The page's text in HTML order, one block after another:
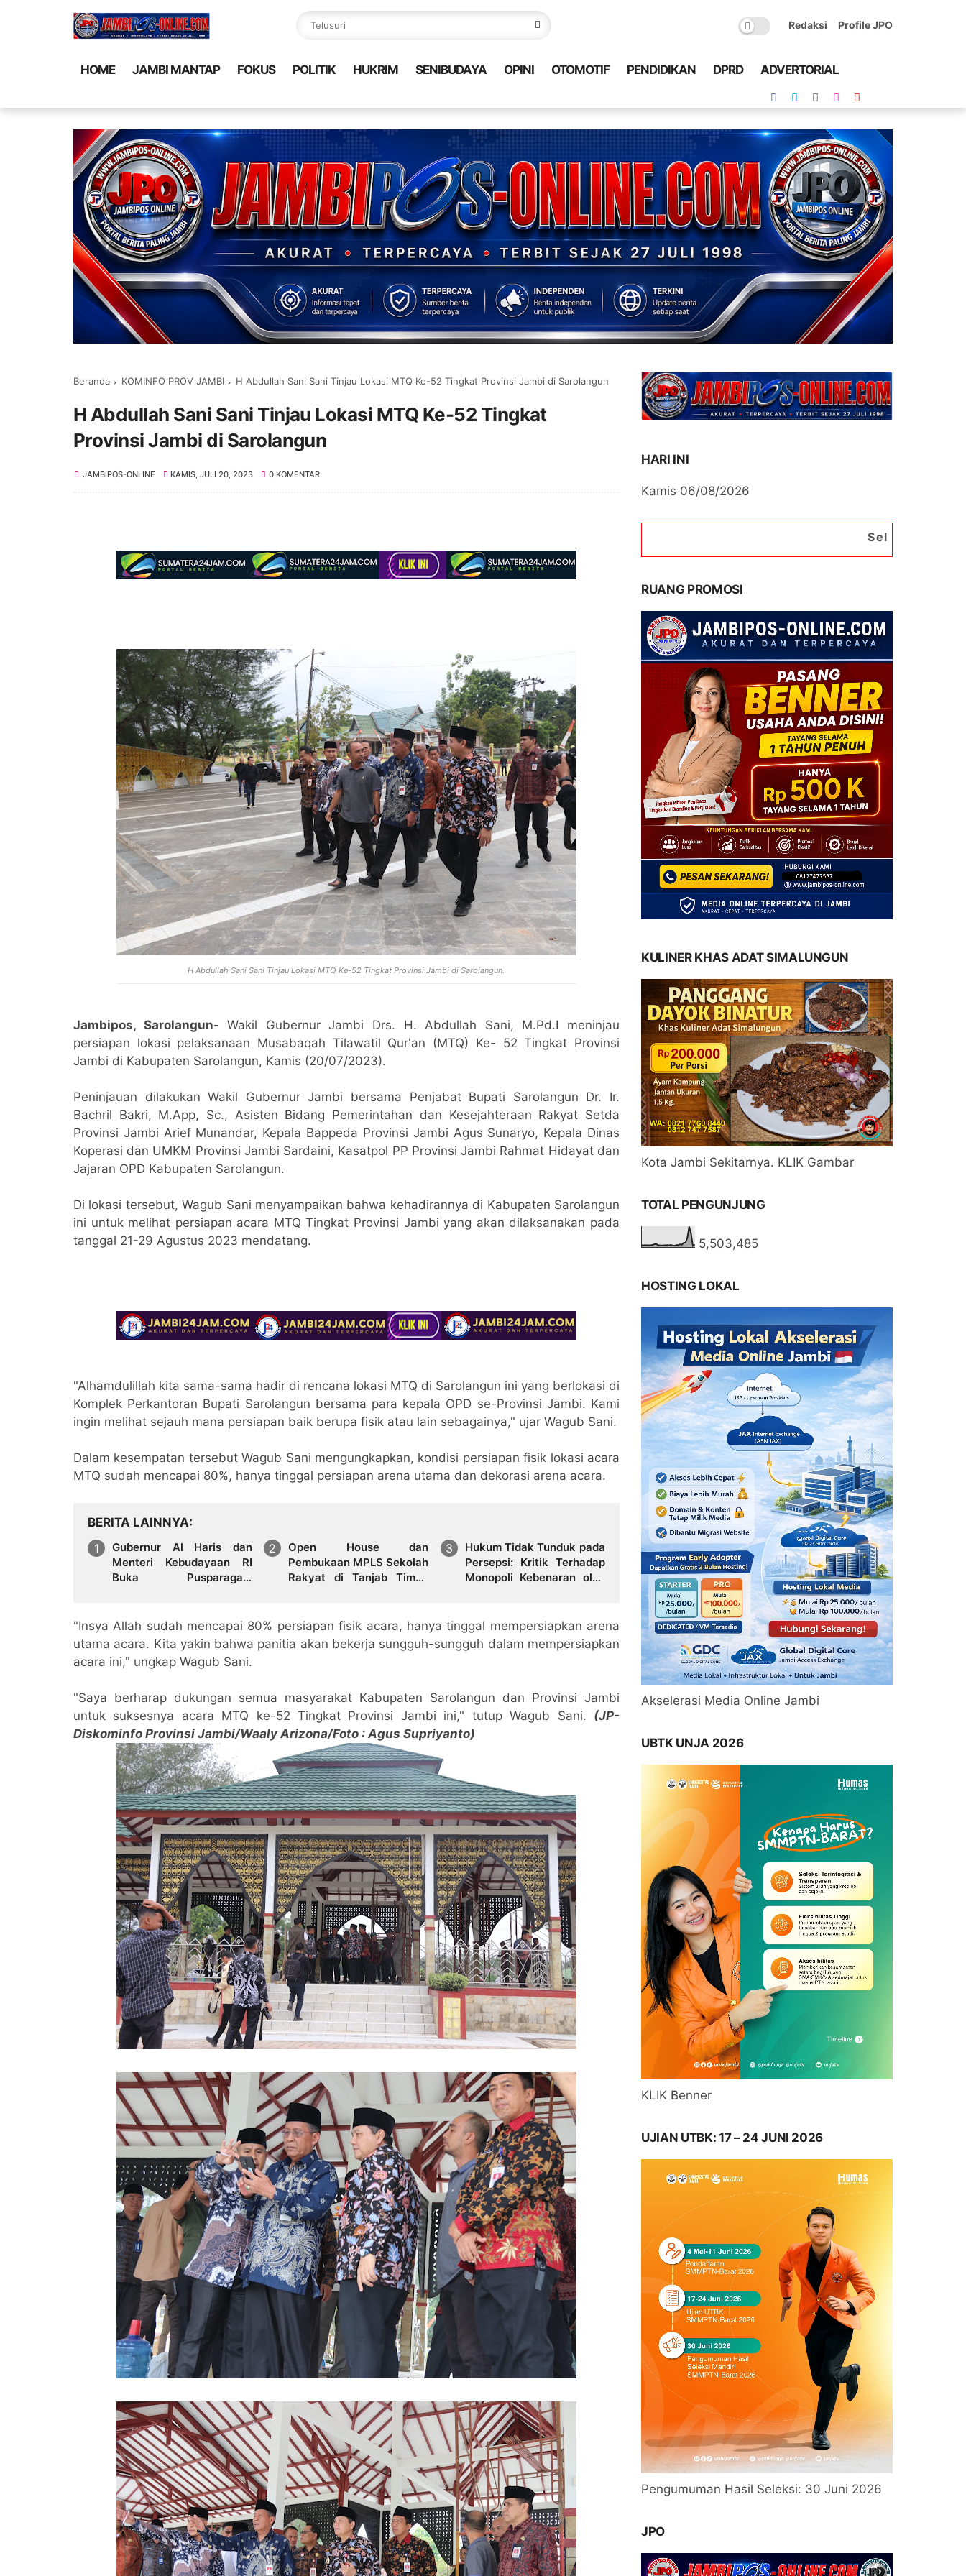
Redaksi Profile JPO
HOME JAMBI MANTAP FOKUS POLITIK HUKRIM SENIBUDAYA OPINI OTOMOTIF PENDIDIKAN DPRD ADVERTORIAL
Beranda KOMINFO PROV JAMBI H Abdullah Sani Sani Tinjau Lokasi MTQ Ke-52 Tingkat Provinsi Jambi di Sarolangun
H Abdullah Sani Sani Tinjau Lokasi MTQ Ke-52 Tingkat
Provinsi Jambi di Sarolangun
JAMBIPOS-ONLINE KAMIS, JULI 20, 2023 0 KOMENTAR
H Abdullah Sani Sani Tinjau Lokasi MTQ Ke-52 Tingkat Provinsi Jambi di Sarolangun.
Jambipos, Sarolangun- Wakil Gubernur Jambi Drs. H. Abdullah Sani, M.Pd.I meninjau
persiapan lokasi pelaksanaan Musabaqah Tilawatil Qur'an (MTQ) Ke- 52 Tingkat Provinsi
Jambi di Kabupaten Sarolangun, Kamis (20/07/2023).
Peninjauan dilakukan Wakil Gubernur Jambi bersama Penjabat Bupati Sarolangun Dr. Ir.
Bachril Bakri, M.App, Sc., Asisten Bidang Pemerintahan dan Kesejahteraan Rakyat Setda
Provinsi Jambi Arief Munandar, Kepala Bappeda Provinsi Jambi Agus Sunaryo, Kepala Dinas
Koperasi dan UMKM Provinsi Jambi Sardaini, Kasatpol PP Provinsi Jambi Rahmat Hidayat dan
Jajaran OPD Kabupaten Sarolangun.
Di lokasi tersebut, Wagub Sani menyampaikan bahwa kehadirannya di Kabupaten Sarolangun
ini untuk melihat persiapan acara MTQ Tingkat Provinsi Jambi yang akan dilaksanakan pada
tanggal 21-29 Agustus 2023 mendatang.
"Alhamdulillah kita sama-sama hadir di rencana lokasi MTQ di Sarolangun ini yang berlokasi di
Komplek Perkantoran Bupati Sarolangun bersama para kepala OPD se-Provinsi Jambi. Kami
ingin melihat sejauh mana persiapan baik berupa fisik atau lain sebagainya," ujar Wagub Sani.
Dalam kesempatan tersebut Wagub Sani mengungkapkan, kondisi persiapan fisik lokasi acara
MTQ sudah mencapai 80%, hanya tinggal persiapan arena utama dan dekorasi arena acara.
BERITA LAINNYA
Gubernur Al Haris dan
Menteri Kebudayaan RI
Buka Pusparagam
Pelestarian Budaya dan
Dorong Ekonomi Kreatif
Open House dan
Pembukaan MPLS Sekolah
Rakyat di Tanjab Timur,
Komunitas
Hukum Tidak Tunduk pada
Persepsi: Kritik Terhadap
Monopoli Kebenaran oleh
"Insya Allah sudah mencapai 80% persiapan fisik acara, hanya tinggal mempersiapkan arena
utama acara. Kita yakin bahwa panitia akan bekerja sungguh-sungguh dalam mempersiapkan
acara ini," ungkap Wagub Sani.
"Saya berharap dukungan semua masyarakat Kabupaten Sarolangun dan Provinsi Jambi
untuk suksesnya acara MTQ ke-52 Tingkat Provinsi Jambi ini," tutup Wagub Sani. (JP-
Diskominfo Provinsi Jambi/Waaly Arizona/Foto : Agus Supriyanto)
HARI INI
Kamis 06/08/2026
Selamat Datang di Portal
RUANG PROMOSI
KULINER KHAS ADAT SIMALUNGUN
Kota Jambi Sekitarnya. KLIK Gambar
TOTAL PENGUNJUNG
5,503,485
HOSTING LOKAL
Akselerasi Media Online Jambi
UBTK UNJA 2026
KLIK Benner
UJIAN UTBK: 17 – 24 JUNI 2026
Pengumuman Hasil Seleksi: 30 Juni 2026
JPO